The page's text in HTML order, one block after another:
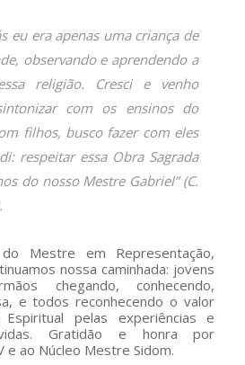
eu era apenas uma criança de
observando e aprendendo a
religião. Cresci e venho
com os ensinos do
filhos, busco fazer com eles
respeitar essa Obra Sagrada
do nosso Mestre Gabriel” (C.
Mestre em Representação,
nossa caminhada: jovens
chegando, conhecendo,
e todos reconhecendo o valor
pelas experiências e
Gratidão e honra por
e ao Núcleo Mestre Sidom.